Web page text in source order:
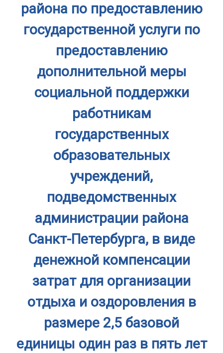
района по предоставлению
государственной услуги по
предоставлению
дополнительной меры
социальной поддержки
работникам
государственных
образовательных
учреждений,
подведомственных
администрации района
Санкт-Петербурга, в виде
денежной компенсации
затрат для организации
отдыха и оздоровления в
размере 2,5 базовой
единицы один раз в пять лет